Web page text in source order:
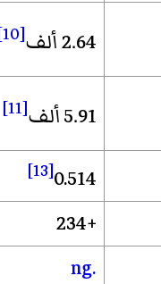
2.64 ألف [10]
5.91 ألف [11]
0.514
[13]
+234
.ng